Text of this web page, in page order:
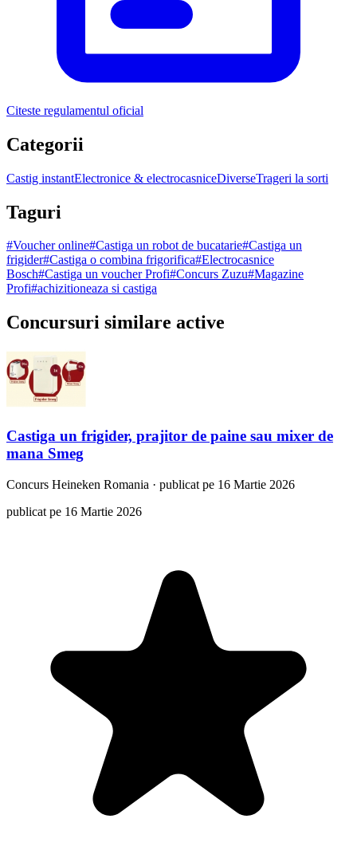
Citeste regulamentul oficial
Categorii
Castig instantElectronice & electrocasniceDiverseTrageri la sorti
Taguri
#Voucher online#Castiga un robot de bucatarie#Castiga un
frigider#Castiga o combina frigorifica#Electrocasnice
Bosch#Castiga un voucher Profi#Concurs Zuzu#Magazine
Profi#achizitioneaza si castiga
Concursuri similare active
Castiga un frigider, prajitor de paine sau mixer de
mana Smeg
Concurs Heineken Romania · publicat pe 16 Martie 2026
publicat pe 16 Martie 2026